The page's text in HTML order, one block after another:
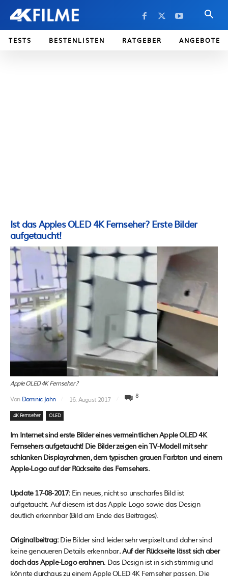
TESTS BESTENLISTEN RATGEBER ANGEBOTE
Ist das Apples OLED 4K Fernseher? Erste Bilder
aufgetaucht!
Apple OLED 4K Fernseher?
Von Dominic Jahn 16. August 2017 8
4K Fernseher OLED
Im Internet sind erste Bilder eines vermeintlichen Apple OLED 4K
Fernsehers aufgetaucht! Die Bilder zeigen ein TV-Modell mit sehr
schlanken Displayrahmen, dem typischen grauen Farbton und einem
Apple-Logo auf der Rückseite des Fernsehers.
Update 17-08-2017:Ein neues, nicht so unscharfes Bild ist
aufgetaucht. Auf diesem ist das Apple Logo sowie das Design
deutlich erkennbar (Bild am Ende des Beitrages).
Originalbeitrag:Die Bilder sind leider sehr verpixelt und daher sind
keine genaueren Details erkennbar. Auf der Rückseite lässt sich aber
doch das Apple-Logo erahnen. Das Design ist in sich stimmig und
könnte durchaus zu einem Apple OLED 4K Fernseher passen. Die